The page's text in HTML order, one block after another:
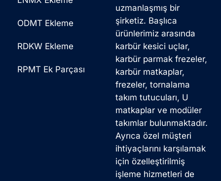
uzmanlaşmış bir
şirketiz. Başlıca
ürünlerimiz arasında
karbür kesici uçlar,
karbür parmak frezeler,
karbür matkaplar,
frezeler, tornalama
takım tutucuları, U
matkaplar ve modüler
takımlar bulunmaktadır.
Ayrıca özel müşteri
ihtiyaçlarını karşılamak
için özelleştirilmiş
işleme hizmetleri de
ODMT Ekleme
RDKW Ekleme
RPMT Ek Parçası